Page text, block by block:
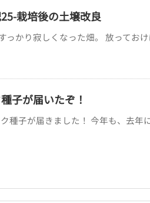
栽培後の土壌改良
っかり寂しくなった畑。 放ってお
子が届いたぞ！
種子が届きました！ 今年も、去年